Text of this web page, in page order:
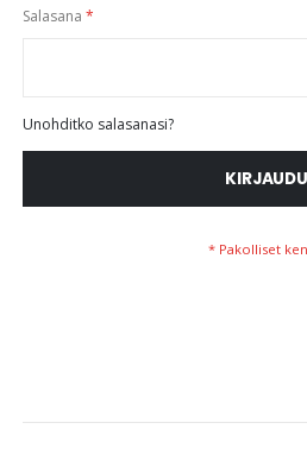
Salasana
Unohditko salasanasi?
KIRJAUDU